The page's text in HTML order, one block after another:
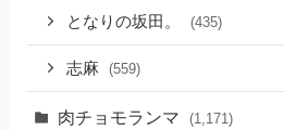
となりの坂田。 (435)
志麻 (559)
肉チョモランマ (1,171)